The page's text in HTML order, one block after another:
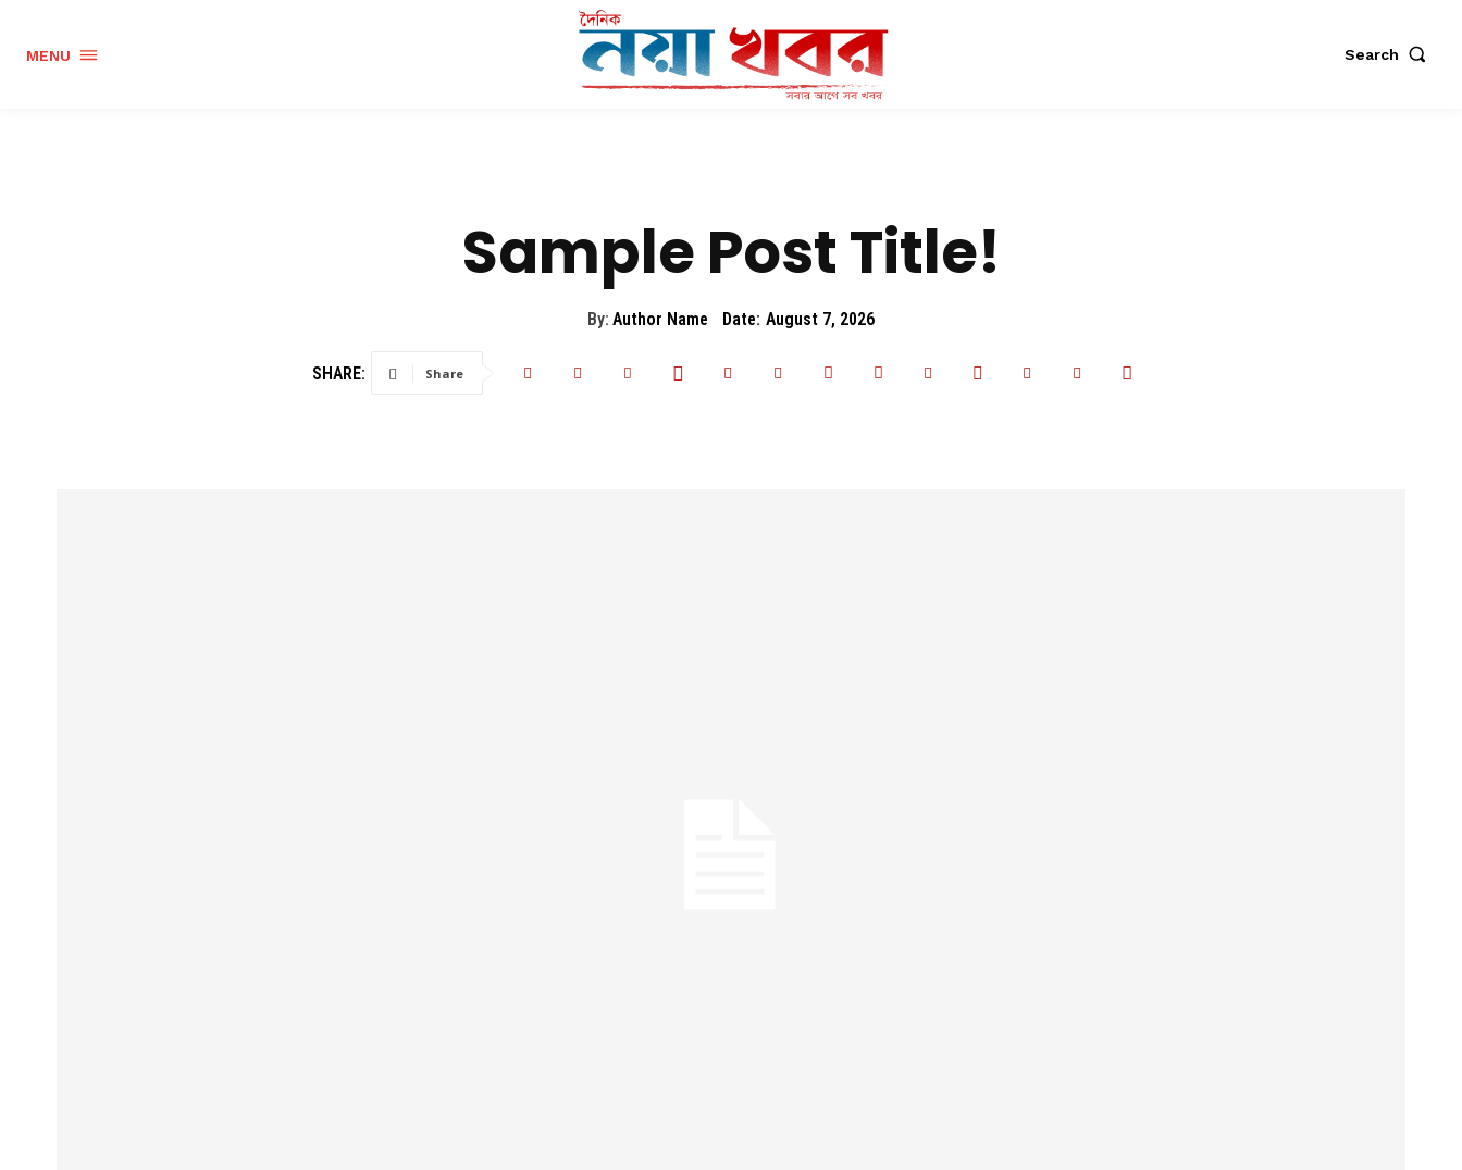
MENU Search
Sample Post Title!
By: Author Name Date: August 7, 2026
SHARE: Share